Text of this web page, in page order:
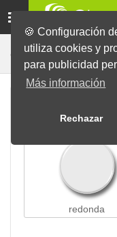
🍪 Configuración
utiliza cookies y
para publicidad
Más información
Rechazar
Chapas Chapas
redonda